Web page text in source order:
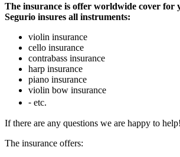
The insurance is offer worldwide cover for
Segurio insures all instruments:
violin insurance
cello insurance
contrabass insurance
harp insurance
piano insurance
violin bow insurance
⁃ etc.
If there are any questions we are happy to help!
The insurance offers: